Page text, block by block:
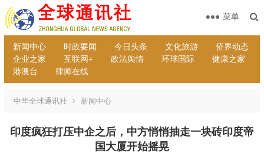
新闻中心 时政要闻 今日头条 文化旅游
侨界动态
企业之家
互联网+ 政法舆情 环球国际
健康之家
港澳台
律师在线
菜单
中华全球通讯社 新闻中心
印度疯狂打压中企之后，中方悄悄抽走一块砖印度帝
国大厦开始摇晃